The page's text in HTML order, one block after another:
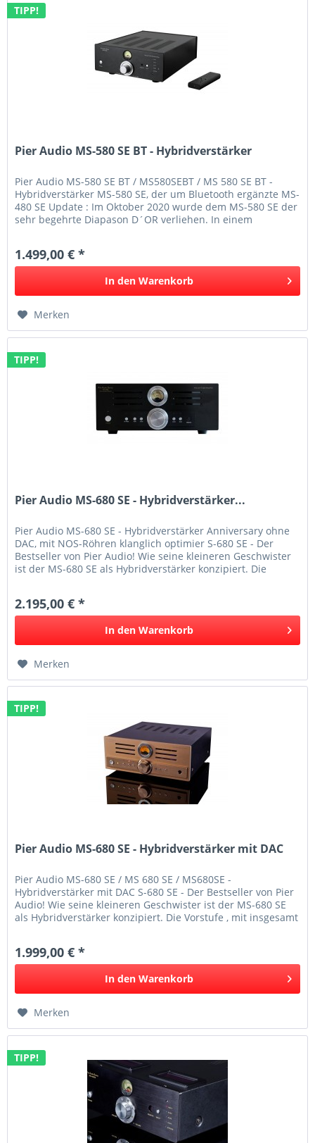
TIPP!
Pier Audio MS-580 SE BT - Hybridverstärker
Pier Audio MS-580 SE BT / MS580SEBT / MS 580 SE BT -
Hybridverstärker MS-580 SE, der um Bluetooth ergänzte MS-
480 SE Update : Im Oktober 2020 wurde dem MS-580 SE der
sehr begehrte Diapason D´OR verliehen. In einem
1.499,00 € *
In den Warenkorb
Merken
TIPP!
Pier Audio MS-680 SE - Hybridverstärker...
Pier Audio MS-680 SE - Hybridverstärker Anniversary ohne
DAC, mit NOS-Röhren klanglich optimier S-680 SE - Der
Bestseller von Pier Audio! Wie seine kleineren Geschwister
ist der MS-680 SE als Hybridverstärker konzipiert. Die
2.195,00 € *
In den Warenkorb
Merken
TIPP!
Pier Audio MS-680 SE - Hybridverstärker mit DAC
Pier Audio MS-680 SE / MS 680 SE / MS680SE -
Hybridverstärker mit DAC S-680 SE - Der Bestseller von Pier
Audio! Wie seine kleineren Geschwister ist der MS-680 SE
als Hybridverstärker konzipiert. Die Vorstufe , mit insgesamt
1.999,00 € *
In den Warenkorb
Merken
TIPP!